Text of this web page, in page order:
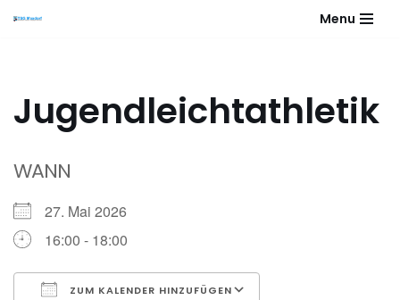
Menu
Jugendleichtathletik
WANN
27. Mai 2026
16:00 - 18:00
ZUM KALENDER HINZUFÜGEN